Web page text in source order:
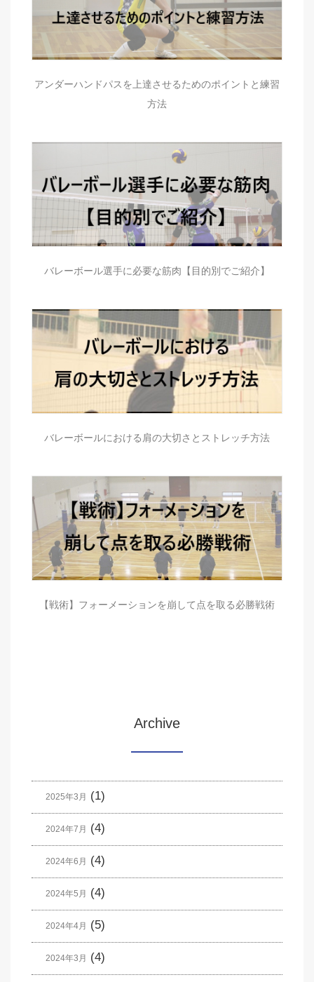
アンダーハンドパスを上達させるためのポイントと練習
方法
バレーボール選手に必要な筋肉【目的別でご紹介】
バレーボールにおける肩の大切さとストレッチ方法
【戦術】フォーメーションを崩して点を取る必勝戦術
Archive
2025年3月 (1)
2024年7月 (4)
2024年6月 (4)
2024年5月 (4)
2024年4月 (5)
2024年3月 (4)